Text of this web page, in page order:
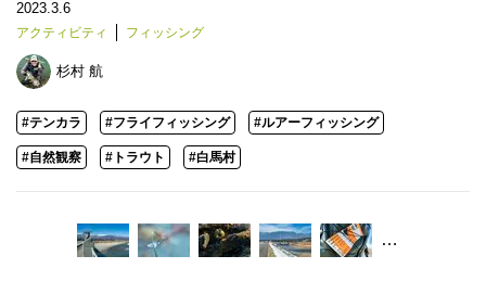
2023.3.6
アクティビティ フィッシング
杉村 航
#テンカラ #フライフィッシング #ルアーフィッシング
#自然観察 #トラウト #白馬村
…